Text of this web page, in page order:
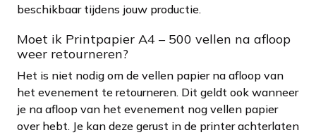
beschikbaar tijdens jouw productie.
Moet ik Printpapier A4 – 500 vellen na afloop
weer retourneren?
Het is niet nodig om de vellen papier na afloop van
het evenement te retourneren. Dit geldt ook wanneer
je na afloop van het evenement nog vellen papier
over hebt. Je kan deze gerust in de printer achterlaten